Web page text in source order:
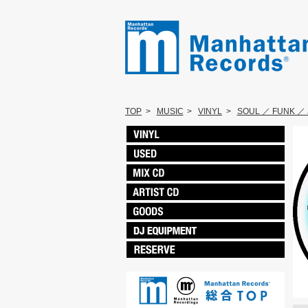
TOP > MUSIC > VINYL > SOUL ／ FUNK ／